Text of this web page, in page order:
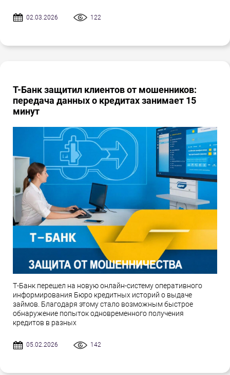
02.03.2026 122
Т-Банк защитил клиентов от мошенников:
передача данных о кредитах занимает 15
минут
Т-Банк перешел на новую онлайн-систему оперативного
информирования Бюро кредитных историй о выдаче
займов. Благодаря этому стало возможным быстрое
обнаружение попыток одновременного получения
кредитов в разных
05.02.2026 142